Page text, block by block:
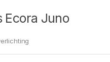
Ecora Juno